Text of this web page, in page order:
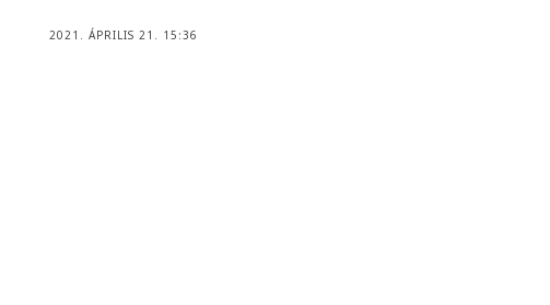
2021. ÁPRILIS 21. 15:36